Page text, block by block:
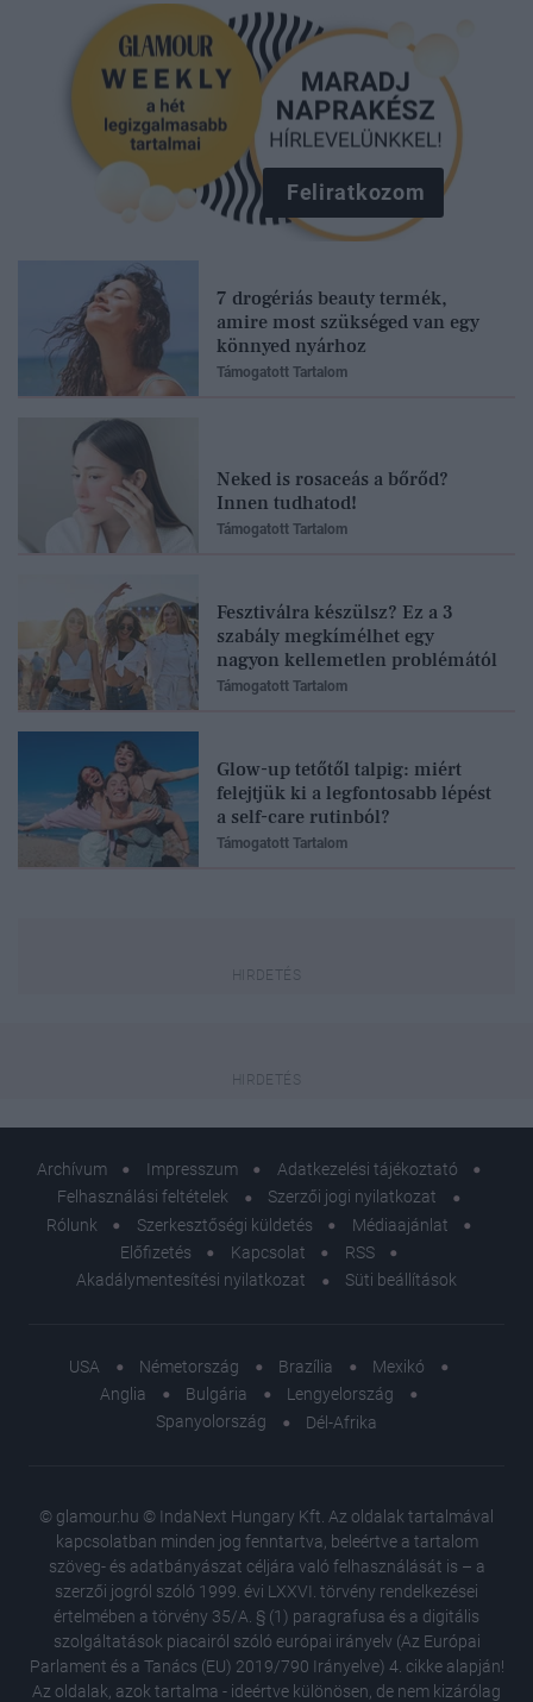
Feliratkozom
7 drogériás beauty termék,
amire most szükséged van egy
könnyed nyárhoz
Támogatott Tartalom
Neked is rosaceás a bőrőd?
Innen tudhatod!
Támogatott Tartalom
Fesztiválra készülsz? Ez a 3
szabály megkímélhet egy
nagyon kellemetlen problémától
Támogatott Tartalom
Glow-up tetőtől talpig: miért
felejtjük ki a legfontosabb lépést
a self-care rutinból?
Támogatott Tartalom
Archívum Impresszum
Adatkezelési tájékoztató
Felhasználási feltételek
Szerzői jogi nyilatkozat
Rólunk
Szerkesztőségi küldetés
Médiaajánlat
Előfizetés
Kapcsolat
RSS
Akadálymentesítési nyilatkozat
Süti beállítások
USA Németország Brazília
Mexikó
Anglia
Bulgária
Lengyelország
Spanyolország
Dél-Afrika
© glamour.hu © IndaNext Hungary Kft. Az oldalak tartalmával
kapcsolatban minden jog fenntartva, beleértve a tartalom
szöveg- és adatbányászat céljára való felhasználását is – a
szerzői jogról szóló 1999. évi LXXVI. törvény rendelkezései
értelmében a törvény 35/A. § (1) paragrafusa és a digitális
szolgáltatások piacairól szóló európai irányelv (Az Európai
Parlament és a Tanács (EU) 2019/790 Irányelve) 4. cikke alapján!
Az oldalak, azok tartalma - ideértve különösen, de nem kizárólag